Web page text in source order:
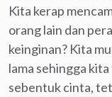
Kita kerap
orang lain dan
keinginan? Kita
lama sehingga
sebentuk cinta,